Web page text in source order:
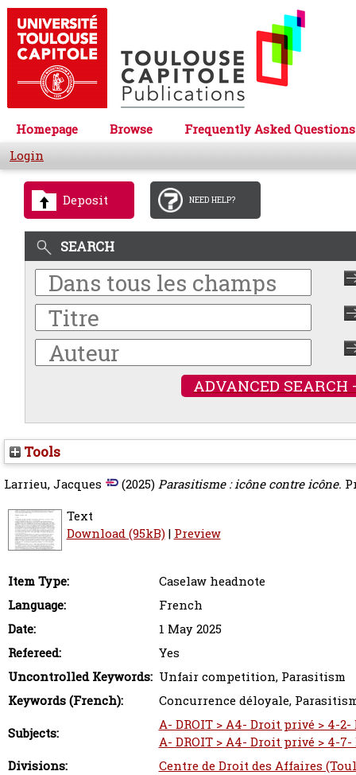
Homepage Browse
Frequently Asked Questions
Login
Deposit NEED HELP?
SEARCH
ADVANCED SEARCH
Tools
Larrieu, Jacques (2025)Parasitisme : icône contre icône.
Text
Download (95kB)| Preview
Item Type:
Caselaw headnote
Language:
French
Date:
1 May 2025
Refereed:
Yes
Uncontrolled Keywords: Unfair competition, Parasitism
Keywords (French):
Concurrence déloyale,
Subjects:
A- DROIT > A4- Droit privé > 4-
A- DROIT > A4- Droit privé >
Divisions:
Centre de Droit des Affaires